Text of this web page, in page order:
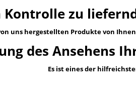
Kontrolle zu
uns hergestellten Produkte von
des Ansehens
Es ist eines der